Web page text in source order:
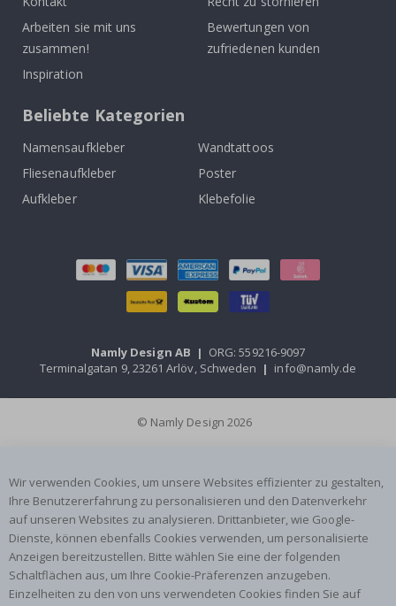
Arbeiten sie mit uns
zusammen!
Inspiration
Bewertungen von
zufriedenen kunden
Beliebte Kategorien
Namensaufkleber
Wandtattoos
Fliesenaufkleber
Poster
Aufkleber
Klebefolie
Namly Design AB | ORG: 559216-9097
Terminalgatan 9, 23261 Arlöv, Schweden | info@namly.de
© Namly Design 2026
Wir verwenden Cookies, um unsere Websites effizienter zu gestalten,
Ihre Benutzererfahrung zu personalisieren und den Datenverkehr
auf unseren Websites zu analysieren. Drittanbieter, wie Google-
Dienste, können ebenfalls Cookies verwenden, um personalisierte
Anzeigen bereitzustellen. Bitte wählen Sie eine der folgenden
Schaltflächen aus, um Ihre Cookie-Präferenzen anzugeben.
Einzelheiten zu den von uns verwendeten Cookies finden Sie auf